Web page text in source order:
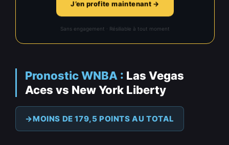
J’en profite maintenant →
Sans engagement · Résiliable à tout moment
Pronostic WNBA : Las Vegas
Aces vs New York Liberty
MOINS DE 179,5 POINTS AU TOTAL